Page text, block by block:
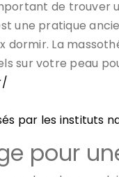
de
une pratique
La
sur votre peau
par les instituts
pour